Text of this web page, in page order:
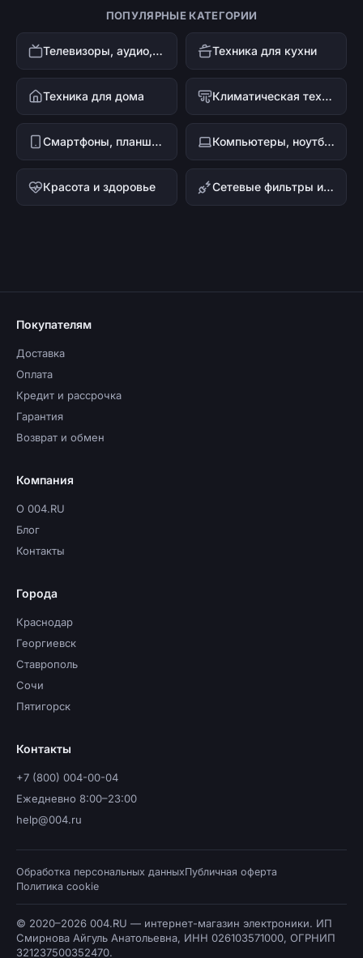
ПОПУЛЯРНЫЕ КАТЕГОРИИ
Телевизоры, аудио, видео Техника для кухни
Техника для дома Климатическая техника
Смартфоны, планшеты, гаджеты Компьютеры, ноутбуки и офисная техника
Красота и здоровье Сетевые фильтры и стабилизаторы напряжения
Покупателям
Доставка
Оплата
Кредит и рассрочка
Гарантия
Возврат и обмен
Компания
О 004.RU
Блог
Контакты
Города
Краснодар
Георгиевск
Ставрополь
Сочи
Пятигорск
Контакты
+7 (800) 004-00-04
Ежедневно 8:00–23:00
help@004.ru
Обработка персональных данныхПубличная оферта
Политика cookie
© 2020–2026 004.RU — интернет-магазин электроники. ИП
Смирнова Айгуль Анатольевна, ИНН 026103571000, ОГРНИП
321237500352470.